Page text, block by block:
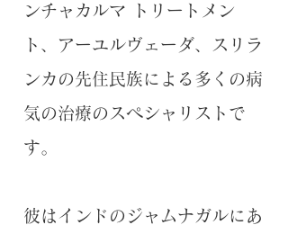
ンチャカルマ トリートメン
ト、アーユルヴェーダ、スリラ
ンカの先住民族による多くの病
気の治療のスペシャリストで
す。
彼はインドのジャムナガルにあ